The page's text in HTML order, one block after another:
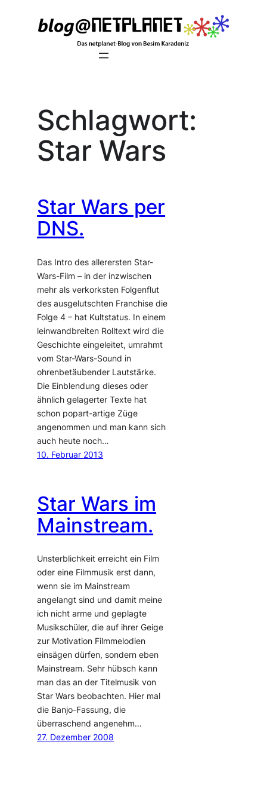
Schlagwort:
Star Wars
Star Wars per
DNS.
Das Intro des allerersten Star-
Wars-Film – in der inzwischen
mehr als verkorksten Folgenflut
des ausgelutschten Franchise die
Folge 4 – hat Kultstatus. In einem
leinwandbreiten Rolltext wird die
Geschichte eingeleitet, umrahmt
vom Star-Wars-Sound in
ohrenbetäubender Lautstärke.
Die Einblendung dieses oder
ähnlich gelagerter Texte hat
schon popart-artige Züge
angenommen und man kann sich
auch heute noch…
10. Februar 2013
Star Wars im
Mainstream.
Unsterblichkeit erreicht ein Film
oder eine Filmmusik erst dann,
wenn sie im Mainstream
angelangt sind und damit meine
ich nicht arme und geplagte
Musikschüler, die auf ihrer Geige
zur Motivation Filmmelodien
einsägen dürfen, sondern eben
Mainstream. Sehr hübsch kann
man das an der Titelmusik von
Star Wars beobachten. Hier mal
die Banjo-Fassung, die
überraschend angenehm…
27. Dezember 2008